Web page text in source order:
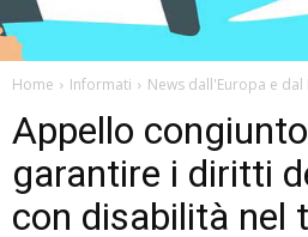
Home Informati News dall'Europa e
Appello
garantire i diritti
con disabilità nel